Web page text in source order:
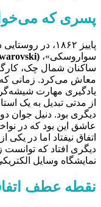
پسری که
پاییز ۱۸۶۲، در
سواروسکی»، (Daniel Swarovski)
ساکنان شمال چک،
معاش می‌کرد. زمانی که
یادگیری مهارت
از مدتی تبدیل به یک
دیگری بود. دنیل
عاشق این بود که در
اتفاق نیفتاد اما در
دیگری افتاد که توانست
نمایشگاه وسایل
نقطه‌ عطف